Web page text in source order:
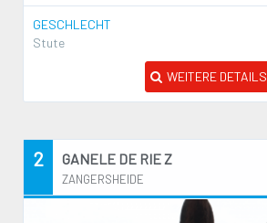
GESCHLECHT
Stute
WEITERE DETAILS
2 GANELE DE RIE Z
ZANGERSHEIDE